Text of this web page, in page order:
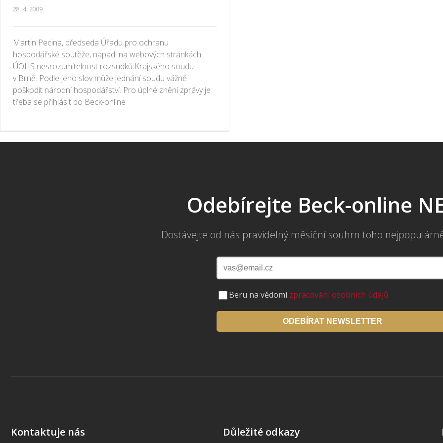
28. 4. 2009
Martin Pecina, předseda Úřadu pro ochranu
hospodářské soutěže, napadl na webových stránkách
ÚOHS nesrozumitelnost rozsudků Krajského soudu
v Brně. Podle jeho slov může jednání soudu vážně
poškodit národní hospodářství. Pro úplné znění zprávy je
třeba se přihlásit do Beck-online
Odebírejte Beck-online
Dostávejte od nás pravidelný měsíční souhrn toho
Beru na vědomízpracování osobních údajů
ODEBÍRAT NEWSLETTER
Kontaktuje nás Důležité odkazy